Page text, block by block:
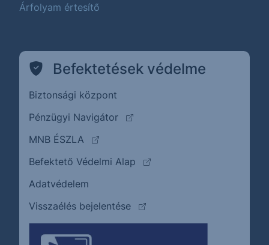
Árfolyam értesítő
Befektetések védelme
Biztonsági központ
Pénzügyi Navigátor
(külső oldalra ugrik)
MNB ÉSZLA
(külső oldalra ugrik)
Befektető Védelmi Alap
(külső oldalra ugrik)
Adatvédelem
Visszaélés bejelentése
(külső oldalra ugrik)